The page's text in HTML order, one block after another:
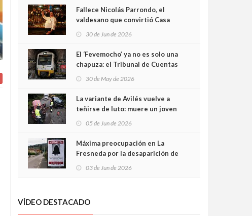
minutos
Fallece Nicolás Parrondo, el
valdesano que convirtió Casa
30 de Jun de 2026
El ‘Fevemocho’ ya no es solo una
chapuza: el Tribunal de Cuentas
sobrecoste de los trenes que no
cabían por los túneles
30 de May de 2026
La variante de Avilés vuelve a
teñirse de luto: muere un joven
05 de Jun de 2026
Máxima preocupación en La
Fresneda por la desaparición de
03 de Jun de 2026
VÍDEO DESTACADO